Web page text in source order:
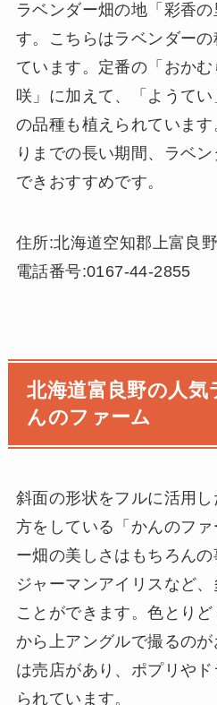
ラベンダー畑の地「彩香
す。こちらはラベンダー
ています。定番の「おか
咲」に加えて、「ようて
の品種も植えられていま
りまでの長い期間、ラベ
できおすすめです。
住所:北海道空知郡上富良
電話番号:0167-44-2855
北海道富良野の人
んのファーム
斜面の形状をフルに活用し
方をしている「かんのフ
ー畑の美しさはもちろん
ジャーマンアイリスなど
ことができます。色とり
から上アングルで撮るの
は売店があり、ポプリや
られています。